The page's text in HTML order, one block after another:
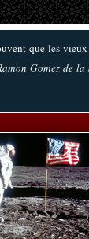
que les
Gomez de la